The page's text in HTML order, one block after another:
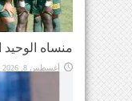
منساه
أغسطس 8, 2026